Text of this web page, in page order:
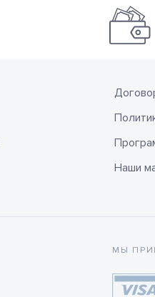
Наши
МЫ